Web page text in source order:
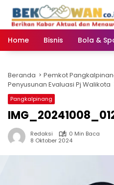
konten
Home
Bisnis Bola &
Beranda
Pemkot
Penyusunan Evaluasi Pj Walikota
Pangkalpinang
Redaksi
0 Min Baca
8 Oktober 2024